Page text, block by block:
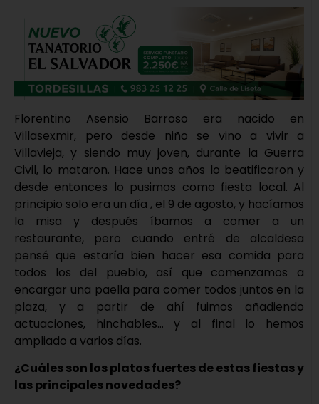
Florentino Asensio Barroso era nacido en
Villasexmir, pero desde niño se vino a vivir a
Villavieja, y siendo muy joven, durante la Guerra
Civil, lo mataron. Hace unos años lo beatificaron y
desde entonces lo pusimos como fiesta local. Al
principio solo era un día , el 9 de agosto, y hacíamos
la misa y después íbamos a comer a un
restaurante, pero cuando entré de alcaldesa
pensé que estaría bien hacer esa comida para
todos los del pueblo, así que comenzamos a
encargar una paella para comer todos juntos en la
plaza, y a partir de ahí fuimos añadiendo
actuaciones, hinchables… y al final lo hemos
ampliado a varios días.
¿Cuáles son los platos fuertes de estas fiestas y
las principales novedades?